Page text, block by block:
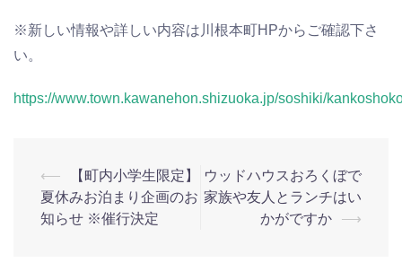
※新しい情報や詳しい内容は川根本町HPからご確認下さ
い。
https://www.town.kawanehon.shizuoka.jp/soshiki/
投
稿
⟵
【町内小学生限定】
夏休みお泊まり企画のお
知らせ ※催行決定
ウッドハウスおろくぼで
家族や友人とランチはい
かがですか
⟶